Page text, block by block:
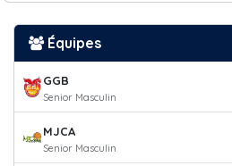
Équipes
GGB
Senior Masculin
MJCA
Senior Masculin